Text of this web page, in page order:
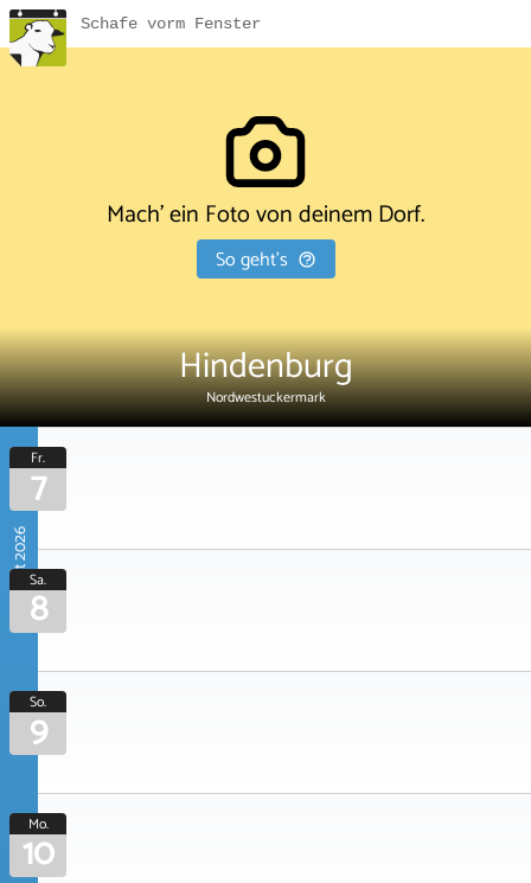
Schafe vorm Fenster
Mach' ein Foto von deinem Dorf.
So geht's
Hindenburg
Nordwestuckermark
August 2026
Fr.
7
Sa.
8
So.
9
Mo.
10